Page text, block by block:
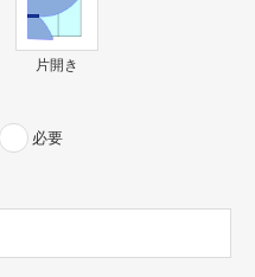
片開き
必要